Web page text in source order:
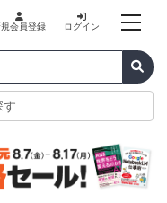
会員登録 ログイン
す